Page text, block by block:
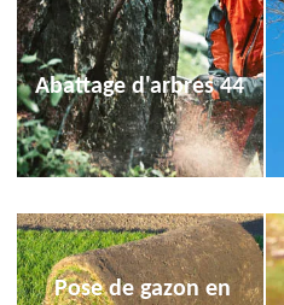
Abattage d'arbres 44
Pose de gazon en